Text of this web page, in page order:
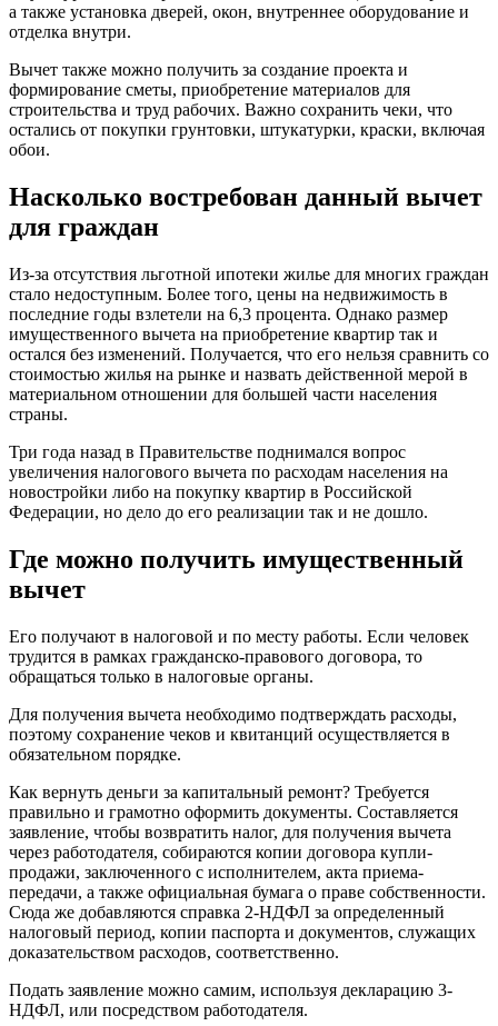
а также установка дверей, окон, внутреннее оборудование и
отделка внутри.
Вычет также можно получить за создание проекта и
формирование сметы, приобретение материалов для
строительства и труд рабочих. Важно сохранить чеки, что
остались от покупки грунтовки, штукатурки, краски, включая
обои.
Насколько востребован данный вычет
для граждан
Из-за отсутствия льготной ипотеки жилье для многих граждан
стало недоступным. Более того, цены на недвижимость в
последние годы взлетели на 6,3 процента. Однако размер
имущественного вычета на приобретение квартир так и
остался без изменений. Получается, что его нельзя сравнить со
стоимостью жилья на рынке и назвать действенной мерой в
материальном отношении для большей части населения
страны.
Три года назад в Правительстве поднимался вопрос
увеличения налогового вычета по расходам населения на
новостройки либо на покупку квартир в Российской
Федерации, но дело до его реализации так и не дошло.
Где можно получить имущественный
вычет
Его получают в налоговой и по месту работы. Если человек
трудится в рамках гражданско-правового договора, то
обращаться только в налоговые органы.
Для получения вычета необходимо подтверждать расходы,
поэтому сохранение чеков и квитанций осуществляется в
обязательном порядке.
Как вернуть деньги за капитальный ремонт? Требуется
правильно и грамотно оформить документы. Составляется
заявление, чтобы возвратить налог, для получения вычета
через работодателя, собираются копии договора купли-
продажи, заключенного с исполнителем, акта приема-
передачи, а также официальная бумага о праве собственности.
Сюда же добавляются справка 2-НДФЛ за определенный
налоговый период, копии паспорта и документов, служащих
доказательством расходов, соответственно.
Подать заявление можно самим, используя декларацию 3-
НДФЛ, или посредством работодателя.